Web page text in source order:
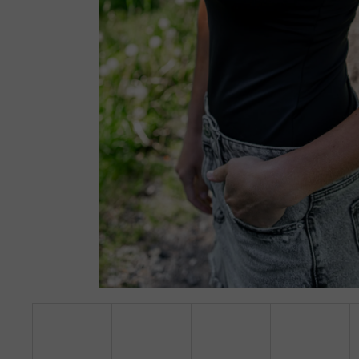
TRIKO S HLUBOKÝM VÝSTŘIHEM DO V,
KRÁTKÝ PRODLOUŽENÝ RUKÁV - ČERNÁ
890 Kč